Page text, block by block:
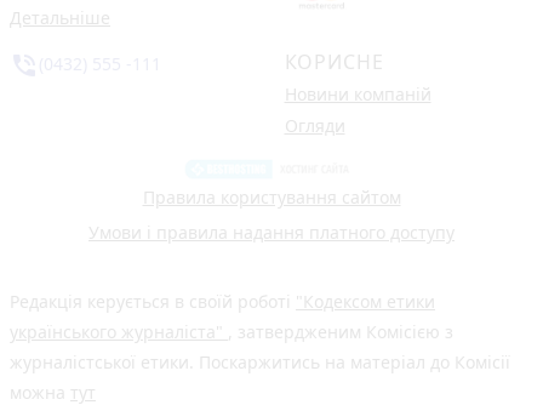
Детальніше
КОРИСНЕ
Новини компаній
Огляди
Правила користування сайтом
Умови і правила надання платного доступу
Редакція керується в своїй роботі "Кодексом етики
українського журналіста" , затвердженим Комісією з
журналістської етики. Поскаржитись на матеріал до Комісії
можна тут